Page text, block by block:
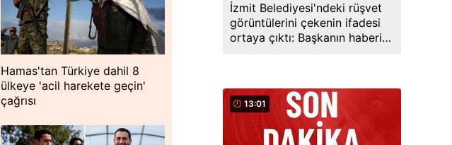
Hamas'tan Türkiye dahil 8
ülkeye 'acil harekete geçin'
çağrısı
İzmit Belediyesi'ndeki rüşvet
görüntülerini çekenin ifadesi
ortaya çıktı: Başkanın haberi
13:01